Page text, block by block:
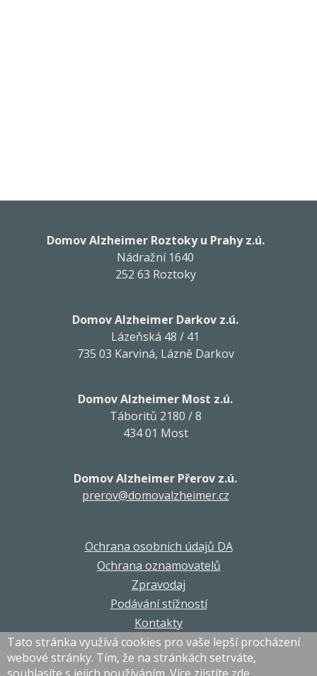
Domov Alzheimer Roztoky u Prahy z.ú.
Nádražní 1640
252 63 Roztoky
Domov Alzheimer Darkov z.ú.
Lázeňská 48 / 41
735 03 Karviná, Lázně Darkov
Domov Alzheimer Most z.ú.
Táboritů 2180 / 8
434 01 Most
Domov Alzheimer Přerov z.ú.
prerov@domovalzheimer.cz
Ochrana osobních údajů DA
Ochrana oznamovatelů
Zpravodaj
Podávání stížností
Kontakty
Tato stránka využívá cookies pro vaše lepší procházení
webové stránky. Tím, že na stránkách setrváte,